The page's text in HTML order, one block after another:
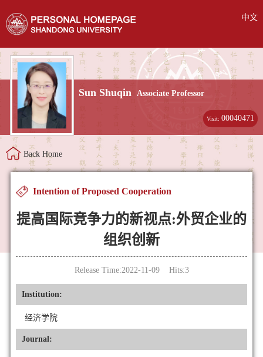
中文
Sun Shuqin Associate Professor
Visit:00040471
Back Home
Intention of Proposed Cooperation
提高国际竞争力的新视点:外贸企业的
组织创新
Release Time:2022-11-09 Hits:3
Institution:
经济学院
Journal: